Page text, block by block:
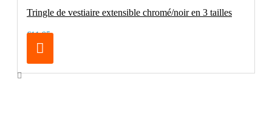
Tringle de vestiaire extensible chromé/noir en 3 tailles
€11.95